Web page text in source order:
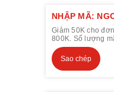
NHẬP MÃ:
Giảm 50K cho
800K. Số lượng
Sao chép